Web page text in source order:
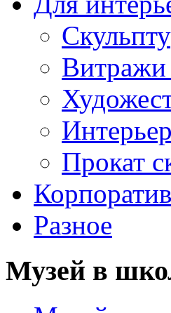
Витражи
Прокат
Разное
Музей в